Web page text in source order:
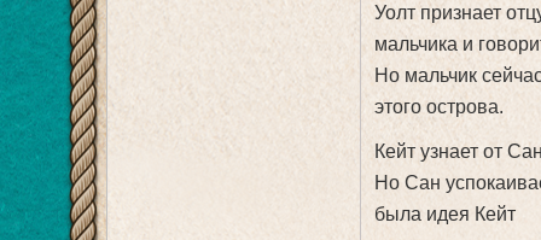
Уолт признает
мальчика и
Но мальчик
этого острова.
Кейт узнает от
Но Сан
была идея Кейт